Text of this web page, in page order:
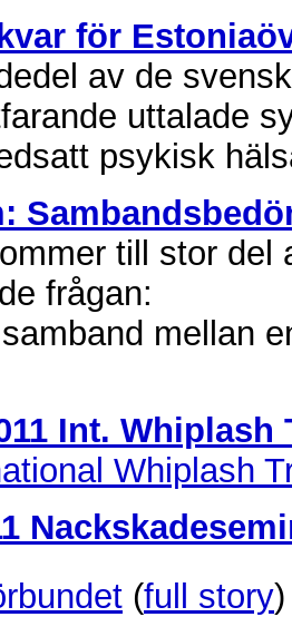
för
av de
uttalade
psykisk
till stor del
frågan:
mellan
Int. Whiplash
Whiplash
(full story)